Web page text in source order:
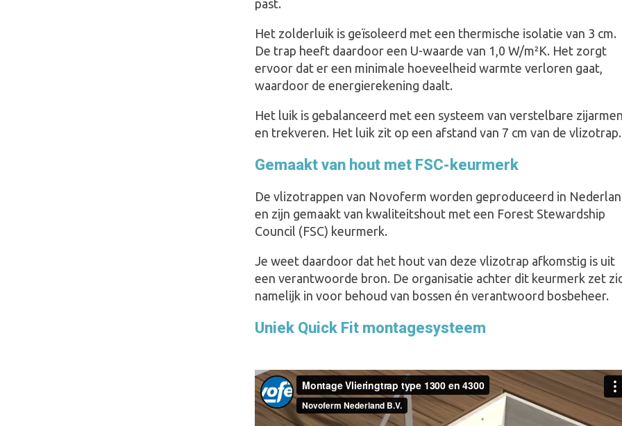
past.
Het zolderluik is geïsoleerd met een thermische isolatie van 3 cm.
De trap heeft daardoor een U-waarde van 1,0 W/m²K. Het zorgt
ervoor dat er een minimale hoeveelheid warmte verloren gaat,
waardoor de energierekening daalt.
Het luik is gebalanceerd met een systeem van verstelbare zijarmen
en trekveren. Het luik zit op een afstand van 7 cm van de vlizotrap.
Gemaakt van hout met FSC-keurmerk
De vlizotrappen van Novoferm worden geproduceerd in
en zijn gemaakt van kwaliteitshout met een Forest Stewardship
Council (FSC) keurmerk.
Je weet daardoor dat het hout van deze vlizotrap afkomstig is uit
een verantwoorde bron. De organisatie achter dit keurmerk zet
namelijk in voor behoud van bossen én verantwoord bosbeheer.
Uniek Quick Fit montagesysteem